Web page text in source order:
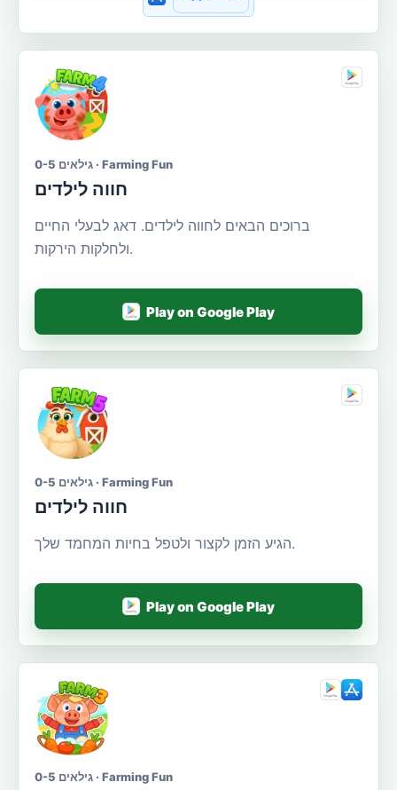
גילאים 0-5 · Farming Fun
חווה לילדים
ברוכים הבאים לחווה לילדים. דאג לבעלי החיים
ולחלקות הירקות.
Play on Google Play
גילאים 0-5 · Farming Fun
חווה לילדים
הגיע הזמן לקצור ולטפל בחיות המחמד שלך.
Play on Google Play
גילאים 0-5 · Farming Fun